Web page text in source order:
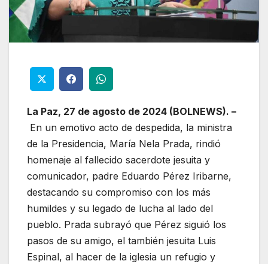
La Paz, 27 de agosto de 2024 (BOLNEWS). –
En un emotivo acto de despedida, la ministra
de la Presidencia, María Nela Prada, rindió
homenaje al fallecido sacerdote jesuita y
comunicador, padre Eduardo Pérez Iribarne,
destacando su compromiso con los más
humildes y su legado de lucha al lado del
pueblo. Prada subrayó que Pérez siguió los
pasos de su amigo, el también jesuita Luis
Espinal, al hacer de la iglesia un refugio y